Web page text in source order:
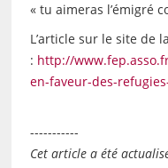
« tu aimeras l’émigré
L’article sur le site de
: http://
en-faveur-des-
-----------
Cet article a été